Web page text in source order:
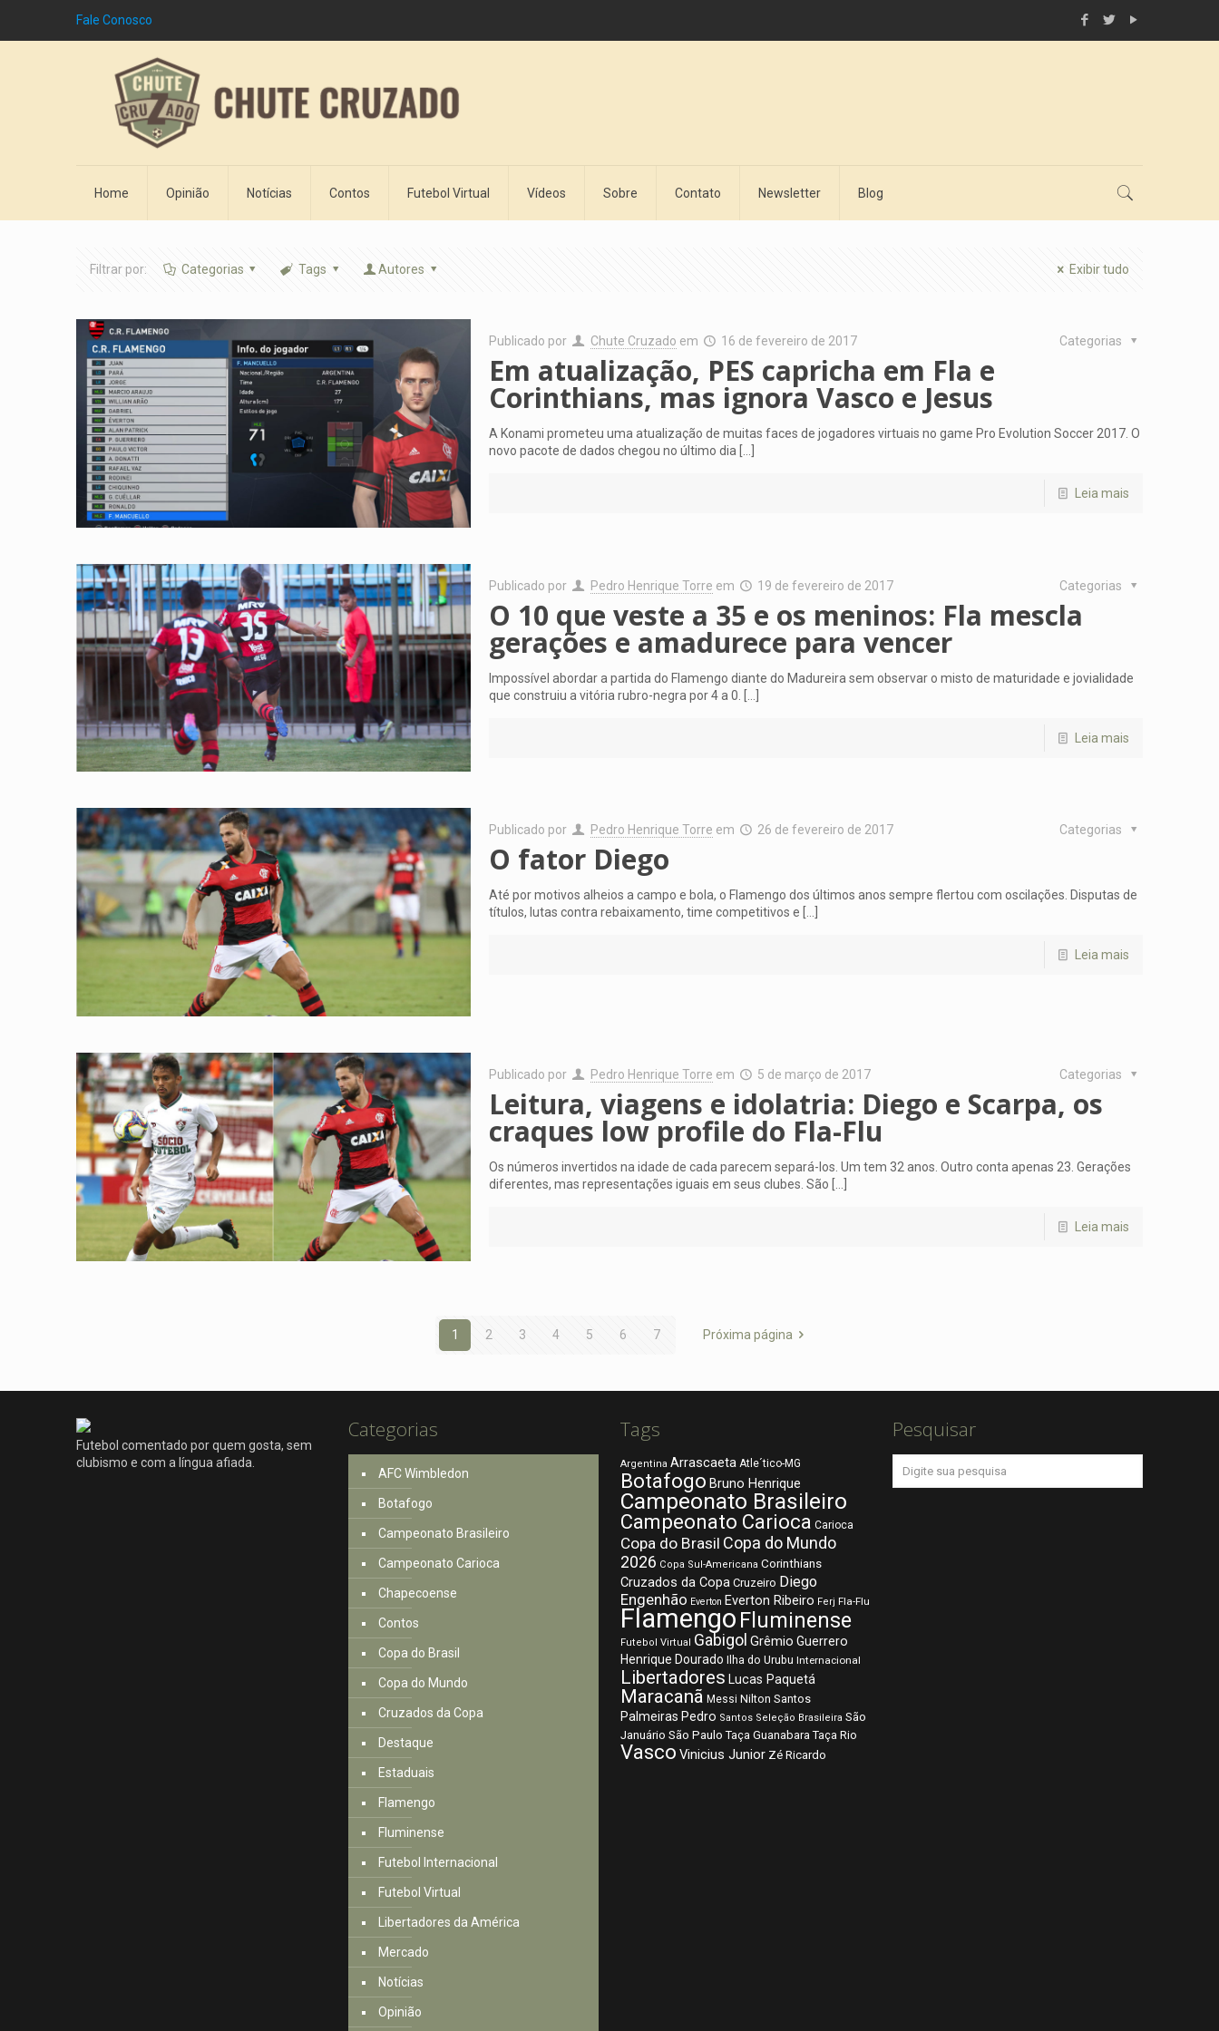
Fale Conosco
Home Opinião Notícias Contos Futebol Virtual Vídeos Sobre Contato Newsletter Blog
Filtrar por: Categorias Tags Autores Exibir tudo
Publicado por Chute Cruzado em 16 de fevereiro de 2017 Categorias
Em atualização, PES capricha em Fla e
Corinthians, mas ignora Vasco e Jesus
A Konami prometeu uma atualização de muitas faces de jogadores virtuais no game Pro Evolution Soccer 2017. O
novo pacote de dados chegou no último dia
Leia mais
Publicado por Pedro Henrique Torre em 19 de fevereiro de 2017 Categorias
O 10 que veste a 35 e os meninos: Fla mescla
gerações e amadurece para vencer
Impossível abordar a partida do Flamengo diante do Madureira sem observar o misto de maturidade e jovialidade
que construiu a vitória rubro-negra por 4 a 0. […]
Leia mais
Publicado por Pedro Henrique Torre em 26 de fevereiro de 2017 Categorias
O fator Diego
Até por motivos alheios a campo e bola, o Flamengo dos últimos anos sempre flertou com oscilações. Disputas de
títulos, lutas contra rebaixamento, time competitivos e […]
Leia mais
Publicado por Pedro Henrique Torre em 5 de março de 2017 Categorias
Leitura, viagens e idolatria: Diego e Scarpa, os
craques low profile do Fla-Flu
Os números invertidos na idade de cada parecem separá-los. Um tem 32 anos. Outro conta apenas 23. Gerações
diferentes, mas representações iguais em seus clubes. São
Leia mais
1 2 3 4 5 6 7 Próxima página
Futebol comentado por quem gosta, sem
clubismo e com a língua afiada.
Categorias
AFC Wimbledon
Botafogo
Campeonato Brasileiro
Campeonato Carioca
Chapecoense
Contos
Copa do Brasil
Copa do Mundo
Cruzados da Copa
Destaque
Estaduais
Flamengo
Fluminense
Futebol Internacional
Futebol Virtual
Libertadores da América
Mercado
Notícias
Opinião
Tags
Argentina Arrascaeta Atle´tico-MG
Botafogo Bruno Henrique
Campeonato Brasileiro
Campeonato Carioca Carioca
Copa do Brasil Copa do Mundo
2026 Copa Sul-Americana Corinthians
Cruzados da Copa Cruzeiro Diego
Engenhão Everton Everton Ribeiro Ferj Fla-Flu
Flamengo Fluminense
Futebol Virtual Gabigol Grêmio Guerrero
Henrique Dourado Ilha do Urubu Internacional
Libertadores Lucas Paquetá
Maracanã Messi Nilton Santos
Palmeiras Pedro Santos Seleção Brasileira São
Januário São Paulo Taça Guanabara Taça Rio
Vasco Vinicius Junior Zé Ricardo
Pesquisar